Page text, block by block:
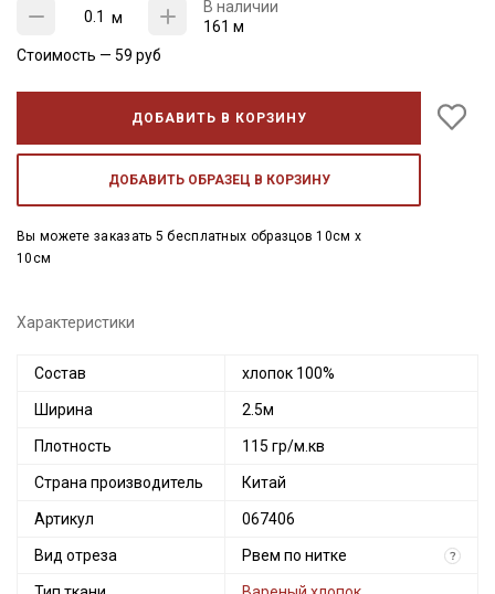
м
В наличии
161 м
Стоимость — 59 руб
ДОБАВИТЬ В КОРЗИНУ
ДОБАВИТЬ ОБРАЗЕЦ В КОРЗИНУ
Вы можете заказать 5 бесплатных образцов 10см x
10см
Характеристики
Состав хлопок 100%
Ширина 2.5м
Плотность 115 гр/м.кв
Страна производитель Китай
Артикул 067406
Вид отреза Рвем по нитке ?